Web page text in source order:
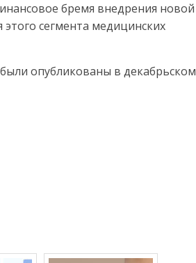
бремя внедрения новой
сегмента медицинских
опубликованы в декабрьском